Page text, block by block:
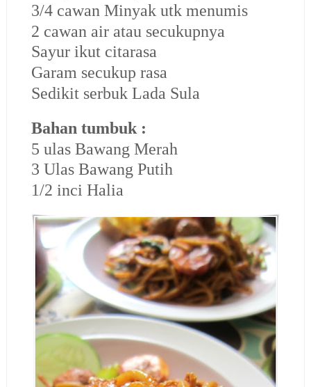
3/4 cawan Minyak utk menumis
2 cawan air atau secukupnya
Sayur ikut citarasa
Garam secukup rasa
Sedikit serbuk Lada Sula
Bahan tumbuk :
5 ulas Bawang Merah
3 Ulas Bawang Putih
1/2 inci Halia